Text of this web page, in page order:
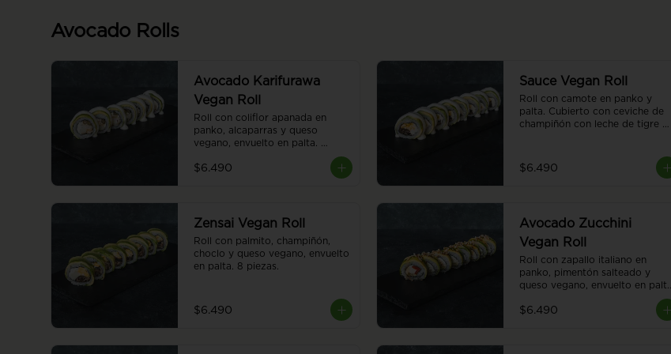
Avocado Rolls
Avocado Karifurawa
Vegan Roll
Roll con coliflor apanada en
panko, alcaparras y queso
vegano, envuelto en palta.
Cubierto con salsa acevichada
vegana. 8 piezas.
$6.490
Sauce Vegan Roll
Roll con camote en panko y
palta. Cubierto con ceviche de
champiñón con leche de tigre
$6.490
Zensai Vegan Roll
Roll con palmito, champiñón,
choclo y queso vegano, envuelto
en palta. 8 piezas.
$6.490
Avocado Zucchini
Vegan Roll
Roll con zapallo italiano en
panko, pimentón salteado y
queso vegano, envuelto en palta.
tostadas y salsa teriyaki. 8
$6.490